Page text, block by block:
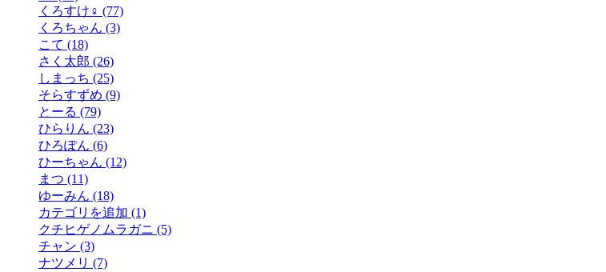
くろすけ♀ (77)
くろちゃん (3)
こて (18)
さく太郎 (26)
しまっち (25)
そらすずめ (9)
とーる (79)
ひらりん (23)
ひろぽん (6)
ひーちゃん (12)
まつ (11)
ゆーみん (18)
カテゴリを追加 (1)
クチヒゲノムラガニ (5)
チャン (3)
ナツメリ (7)